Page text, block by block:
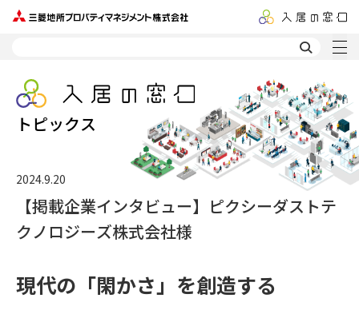
トピックス
2024.9.20
【掲載企業インタビュー】ピクシーダストテ
クノロジーズ株式会社様
現代の「閑かさ」を創造する